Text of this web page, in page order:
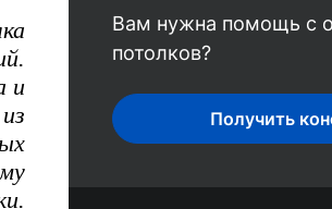
и
Вам нужна помощь с
потолков?
Получить